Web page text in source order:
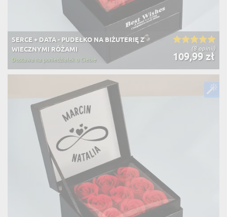
(8 opinii)
SERCE + DATA - PUDEŁKO NA BIŻUTERIĘ Z
WIECZNYMI RÓŻAMI
109,99 zł
Dostawa na poniedziałek u Ciebie